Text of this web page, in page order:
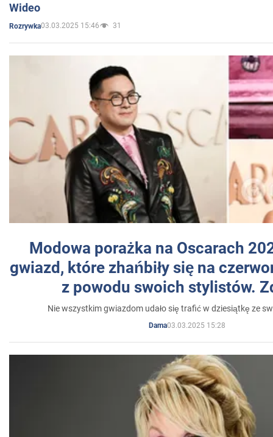
Wideo
Rozrywka03.03.2025 15:46 31
Modowa porażka na Oscarach
gwiazd, które zhańbiły się na
z powodu swoich stylistów.
Nie wszystkim gwiazdom udało się trafić w dziesiątkę ze
Dama03.03.2025 15:28